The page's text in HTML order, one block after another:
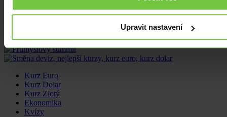
Upravit nastavení
Kurz Euro
Kurz Dolar
Kurz Zlotý
Ekonomika
Kvízy